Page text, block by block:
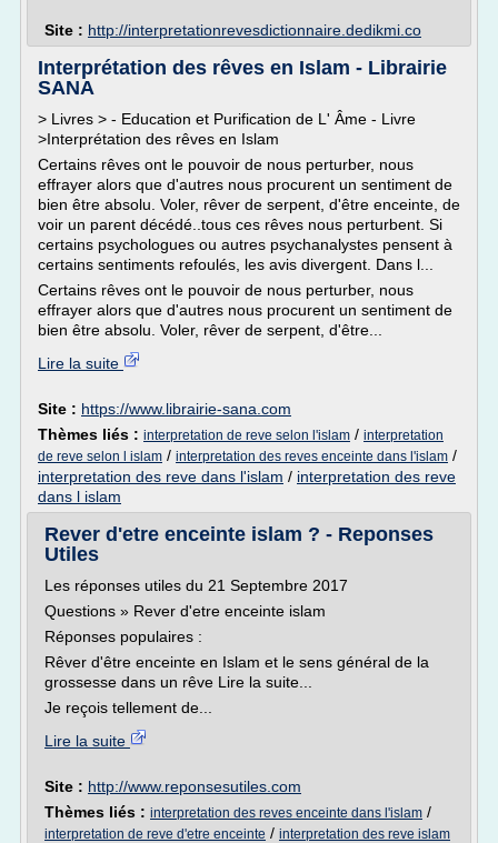
Site : http://interpretationrevesdictionnaire.dedikmi.co
Interprétation des rêves en Islam - Librairie
SANA
> Livres > - Education et Purification de L' Âme - Livre
>Interprétation des rêves en Islam
Certains rêves ont le pouvoir de nous perturber, nous
effrayer alors que d'autres nous procurent un sentiment de
bien être absolu. Voler, rêver de serpent, d'être enceinte, de
voir un parent décédé..tous ces rêves nous perturbent. Si
certains psychologues ou autres psychanalystes pensent à
certains sentiments refoulés, les avis divergent. Dans l...
Certains rêves ont le pouvoir de nous perturber, nous
effrayer alors que d'autres nous procurent un sentiment de
bien être absolu. Voler, rêver de serpent, d'être...
Lire la suite
Site : https://www.librairie-sana.com
Thèmes liés : interpretation de reve selon l'islam / interpretation
de reve selon l islam / interpretation des reves enceinte dans l'islam /
interpretation des reve dans l'islam / interpretation des reve
dans l islam
Rever d'etre enceinte islam ? - Reponses
Utiles
Les réponses utiles du 21 Septembre 2017
Questions » Rever d'etre enceinte islam
Réponses populaires :
Rêver d'être enceinte en Islam et le sens général de la
grossesse dans un rêve Lire la suite...
Je reçois tellement de...
Lire la suite
Site : http://www.reponsesutiles.com
Thèmes liés : interpretation des reves enceinte dans l'islam /
interpretation de reve d'etre enceinte / interpretation des reve islam